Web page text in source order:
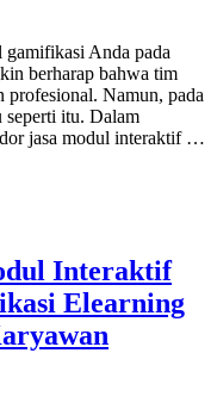
gamifikasi Anda pada
berharap bahwa tim
profesional. Namun, pada
seperti itu. Dalam
jasa modul interaktif …
Interaktif
Elearning